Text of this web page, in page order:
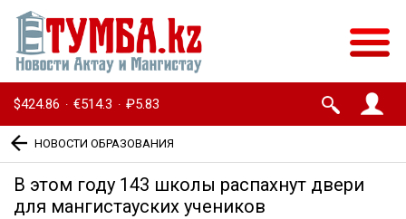
$424.86 · €514.3 · ₽5.83
НОВОСТИ ОБРАЗОВАНИЯ
В этом году 143 школы распахнут двери
для мангистауских учеников